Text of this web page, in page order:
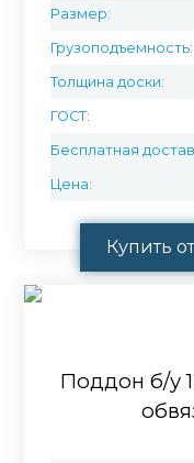
Размер:
Грузоподъемность:
Толщина доски:
ГОСТ:
Бесплатная
Цена:
Купить
Поддон б/у